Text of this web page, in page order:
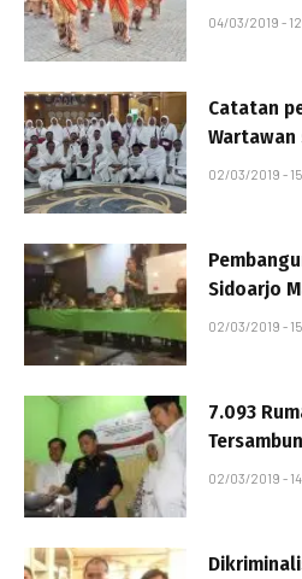
Gresik
04/03/2019 -
Catatan
02/03/2019 -
Sidoarjo
02/03/2019 -
7.093
Unit
02/03/2019 -